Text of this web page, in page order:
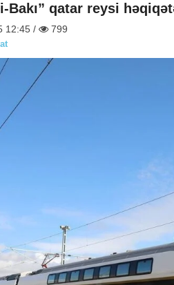
Bakı” qatar reysi
12:45 / 799